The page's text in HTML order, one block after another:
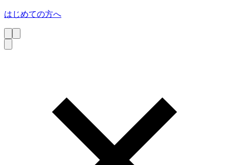
はじめての方へ